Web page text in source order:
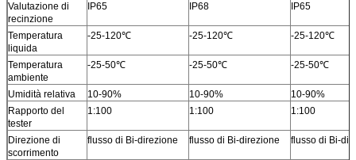
Valutazione di
recinzione
IP65 IP68 IP65
Temperatura
liquida
-25-120℃ -25-120℃ -25-120℃
Temperatura
ambiente
-25-50℃ -25-50℃ -25-50℃
Umidità relativa 10-90% 10-90%
10-90%
Rapporto del
tester
1:100 1:100 1:100
Direzione di
scorrimento
flusso di Bi-direzione flusso di Bi-direzione flusso di Bi-